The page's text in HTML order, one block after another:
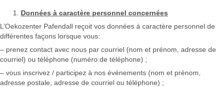
Données à caractère personnel concernées
L’Oekozenter Pafendall reçoit vos données à caractère personnel de
différentes façons lorsque vous:
– prenez contact avec nous par courriel (nom et prénom, adresse de
courriel) ou téléphone (numéro de téléphone) ;
– vous inscrivez / participez à nos événements (nom et prénom,
adresse postale, adresse de courriel ou téléphone) ;